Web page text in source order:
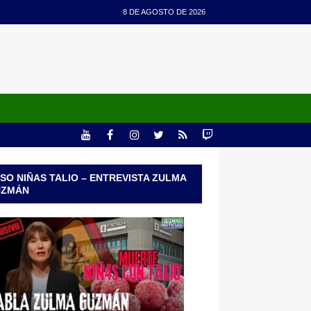
8 DE AGOSTO DE 2026
NIÑAS TALIO – ENTREVISTA ZULMA